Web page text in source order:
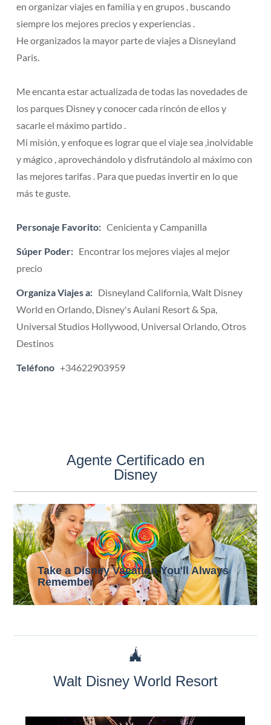
en organizar viajes en familia y en grupos , buscando
siempre los mejores precios y experiencias .
He organizados la mayor parte de viajes a Disneyland
Paris.
Me encanta estar actualizada de todas las novedades de
los parques Disney y conocer cada rincón de ellos y
sacarle el máximo partido .
Mi misión, y enfoque es lograr que el viaje sea ,inolvidable
y mágico , aprovechándolo y disfrutándolo al máximo con
las mejores tarifas . Para que puedas invertir en lo que
más te guste.
Personaje Favorito: Cenicienta y Campanilla
Súper Poder: Encontrar los mejores viajes al mejor
precio
Organiza Viajes a: Disneyland California, Walt Disney
World en Orlando, Disney's Aulani Resort & Spa,
Universal Studios Hollywood, Universal Orlando, Otros
Destinos
Teléfono +34622903959